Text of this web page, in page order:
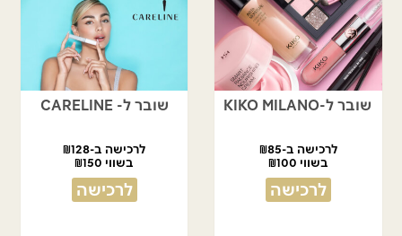
שובר ל-KIKO MILANO
לרכישה ב-₪85
בשווי ₪100
לרכישה
שובר ל- CARELINE
לרכישה ב-₪128
בשווי ₪150
לרכישה